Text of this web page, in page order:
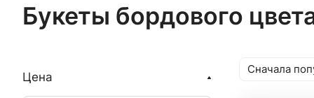
Букеты бордового
Сначала
Цена